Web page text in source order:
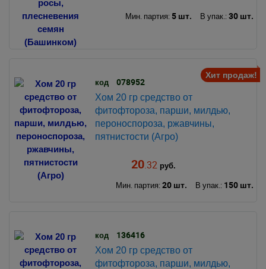
Мин. партия: 5 шт. В упак.: 30 шт.
Хит продаж!
код 078952
Хом 20 гр средство от
фитофтороза, парши, милдью,
пероноспороза, ржавчины,
пятнистости (Агро)
20.32 руб.
Мин. партия: 20 шт. В упак.: 150 шт.
код 136416
Хом 20 гр средство от
фитофтороза, парши, милдью,